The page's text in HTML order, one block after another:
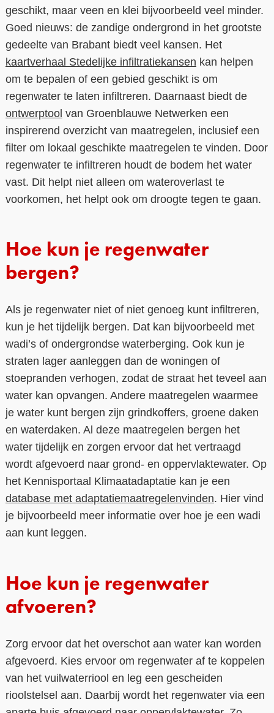
geschikt, maar veen en klei bijvoorbeeld veel minder.
Goed nieuws: de zandige ondergrond in het grootste
gedeelte van Brabant biedt veel kansen. Het
kaartverhaal Stedelijke infiltratiekansen kan helpen
om te bepalen of een gebied geschikt is om
regenwater te laten infiltreren. Daarnaast biedt de
ontwerptool van Groenblauwe Netwerken een
inspirerend overzicht van maatregelen, inclusief een
filter om lokaal geschikte maatregelen te vinden. Door
regenwater te infiltreren houdt de bodem het water
vast. Dit helpt niet alleen om wateroverlast te
voorkomen, het helpt ook om droogte tegen te gaan.
Hoe kun je regenwater
bergen?
Als je regenwater niet of niet genoeg kunt infiltreren,
kun je het tijdelijk bergen. Dat kan bijvoorbeeld met
wadi’s of ondergrondse waterberging. Ook kun je
straten lager aanleggen dan de woningen of
stoepranden verhogen, zodat de straat het teveel aan
water kan opvangen. Andere maatregelen waarmee
je water kunt bergen zijn grindkoffers, groene daken
en waterdaken. Al deze maatregelen bergen het
water tijdelijk en zorgen ervoor dat het vertraagd
wordt afgevoerd naar grond- en oppervlaktewater. Op
het Kennisportaal Klimaatadaptatie kan je een
database met adaptatiemaatregelenvinden. Hier vind
je bijvoorbeeld meer informatie over hoe je een wadi
aan kunt leggen.
Hoe kun je regenwater
afvoeren?
Zorg ervoor dat het overschot aan water kan worden
afgevoerd. Kies ervoor om regenwater af te koppelen
van het vuilwaterriool en leg een gescheiden
rioolstelsel aan. Daarbij wordt het regenwater via een